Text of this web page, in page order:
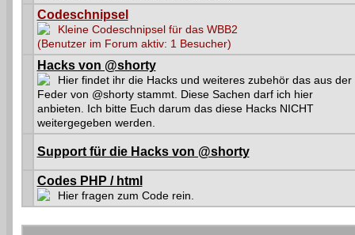
Codeschnipsel
Kleine Codeschnipsel für das WBB2
(Benutzer im Forum aktiv: 1 Besucher)
Hacks von @shorty
Hier findet ihr die Hacks und weiteres zubehör das aus der
Feder von @shorty stammt. Diese Sachen darf ich hier
anbieten. Ich bitte Euch darum das diese Hacks NICHT
weitergegeben werden.
Support für die Hacks von @shorty
Codes PHP / html
Hier fragen zum Code rein.